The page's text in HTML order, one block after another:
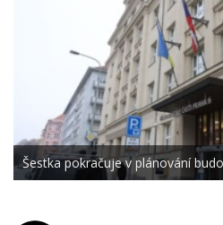
Šestka pokračuje v plánování